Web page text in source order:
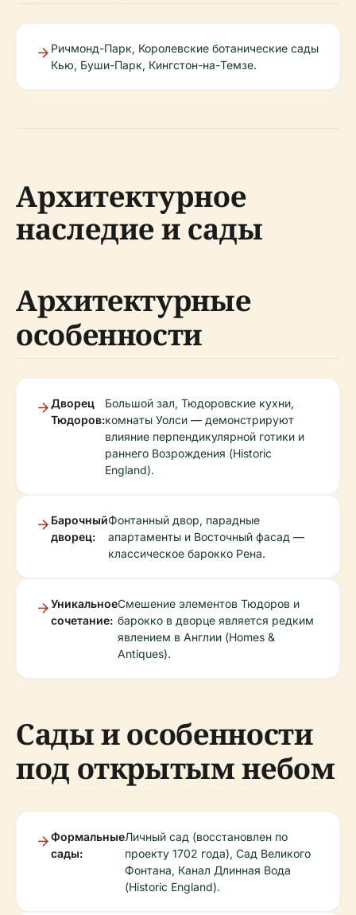
Ричмонд-Парк, Королевские ботанические сады
Кью, Буши-Парк, Кингстон-на-Темзе.
Архитектурное
наследие и сады
Архитектурные
особенности
Дворец
Тюдоров:
Большой зал, Тюдоровские кухни,
комнаты Уолси — демонстрируют
влияние перпендикулярной готики и
раннего Возрождения (Historic
England).
Барочный
дворец:
Фонтанный двор, парадные
апартаменты и Восточный фасад —
классическое барокко Рена.
Уникальное
сочетание:
Смешение элементов Тюдоров и
барокко в дворце является редким
явлением в Англии (Homes &
Antiques).
Сады и особенности
под открытым небом
Формальные
сады:
Личный сад (восстановлен по
проекту 1702 года), Сад Великого
Фонтана, Канал Длинная Вода
(Historic England).